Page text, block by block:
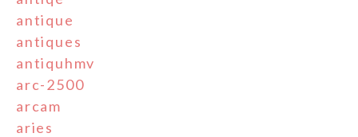
antique
antiques
antiquhmv
arc-2500
arcam
aries